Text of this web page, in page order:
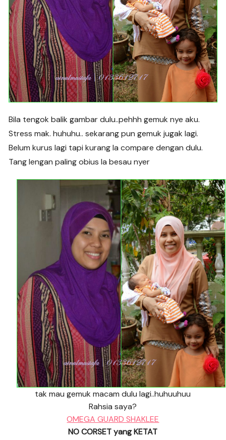
Bila tengok balik gambar dulu..pehhh gemuk nye aku.
Stress mak. huhuhu.. sekarang pun gemuk jugak lagi.
Belum kurus lagi tapi kurang la compare dengan dulu.
Tang lengan paling obius la besau nyer
tak mau gemuk macam dulu lagi..huhuuhuu
Rahsia saya?
OMEGA GUARD SHAKLEE
NO CORSET yang KETAT